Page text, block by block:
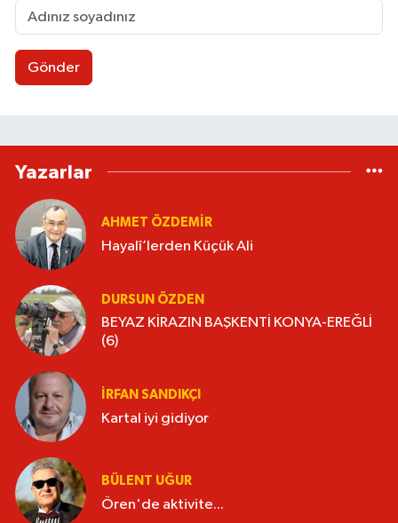
Gönder
Yazarlar
AHMET ÖZDEMIR
Hayalî’lerden Küçük Ali
DURSUN ÖZDEN
BEYAZ KİRAZIN BAŞKENTİ KONYA-EREĞLİ
(6)
İRFAN SANDIKÇI
Kartal iyi gidiyor
BÜLENT UĞUR
Ören'de aktivite...